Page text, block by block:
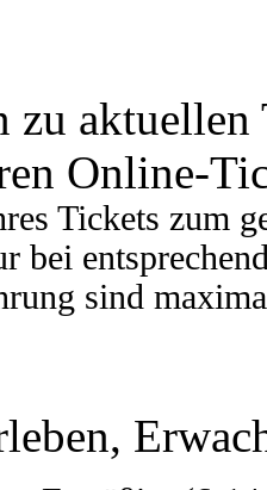
aktuellen
Online-
Tickets zum
bei
sind